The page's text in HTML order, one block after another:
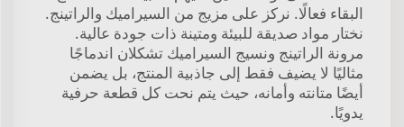
البقاء فعالًا. نركز على مزيج من السيراميك والراتينج.
نختار مواد صديقة للبيئة ومتينة ذات جودة عالية.
مرونة الراتينج ونسيج السيراميك تشكلان اندماجًا
مثاليًا لا يضيف فقط إلى جاذبية المنتج، بل يضمن
أيضًا متانته وأمانه، حيث يتم نحت كل قطعة حرفية
يدويًا.